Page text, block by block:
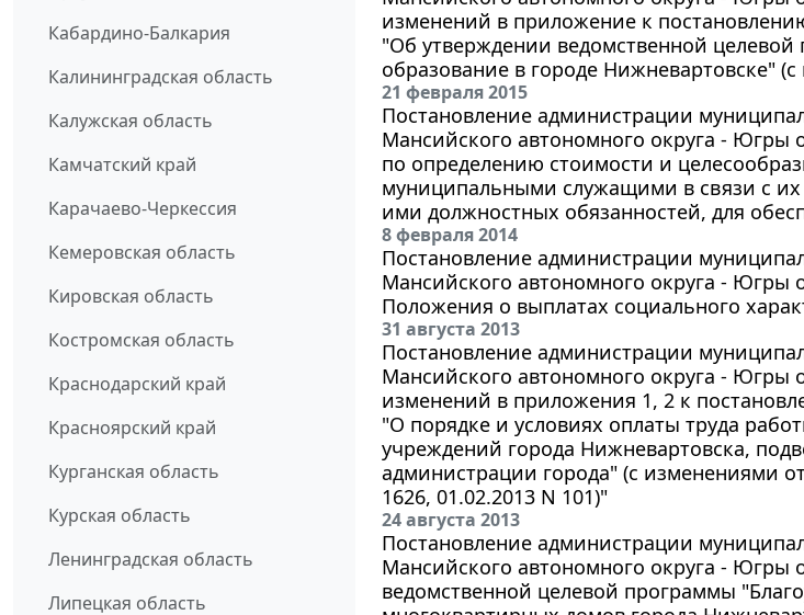
Кабардино-Балкария
Калининградская область
Калужская область
Камчатский край
Карачаево-Черкессия
Кемеровская область
Кировская область
Костромская область
Краснодарский край
Красноярский край
Курганская область
Курская область
Ленинградская область
Липецкая область
изменений в приложение к
"Об утверждении ведомственной
образование в городе Нижневартовске"
21 февраля 2015
Постановление администрации
Мансийского автономного округа - Югры
по определению стоимости и
муниципальными служащими в связи с
ими должностных обязанностей, для
8 февраля 2014
Постановление администрации
Мансийского автономного округа - Югры
Положения о выплатах социального
31 августа 2013
Постановление администрации
Мансийского автономного округа - Югры
изменений в приложения 1, 2 к
"О порядке и условиях оплаты труда
учреждений города Нижневартовска,
администрации города" (с изменениями
1626, 01.02.2013 N 101)"
24 августа 2013
Постановление администрации
Мансийского автономного округа - Югры
ведомственной целевой программы